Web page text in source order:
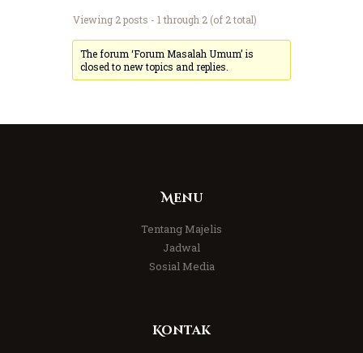
Viewing 2 posts - 1 through 2 (of 2 total)
The forum ‘Forum Masalah Umum’ is
closed to new topics and replies.
Menu
Tentang Majelis
Jadwal
Sosial Media
Kontak